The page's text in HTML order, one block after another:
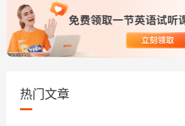
热门文章